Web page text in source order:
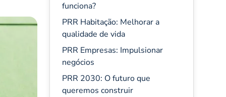
funciona?
PRR Habitação: Melhorar a
qualidade de vida
PRR Empresas: Impulsionar
negócios
PRR 2030: O futuro que
queremos construir